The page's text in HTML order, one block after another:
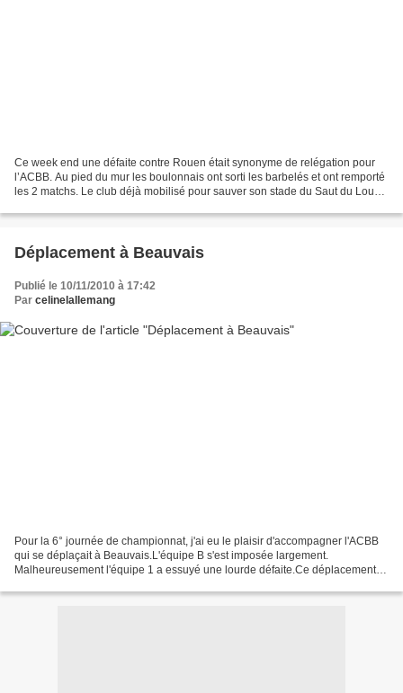
Ce week end une défaite contre Rouen était synonyme de relégation pour
l’ACBB. Au pied du mur les boulonnais ont sorti les barbelés et ont remporté
les 2 matchs. Le club déjà mobilisé pour sauver son stade du Saut du Loup
Déplacement à Beauvais
Publié le 10/11/2010 à 17:42
Par celinelallemang
Pour la 6° journée de championnat, j'ai eu le plaisir d'accompagner l'ACBB
qui se déplaçait à Beauvais.L'équipe B s'est imposée largement.
Malheureusement l'équipe 1 a essuyé une lourde défaite.Ce déplacement